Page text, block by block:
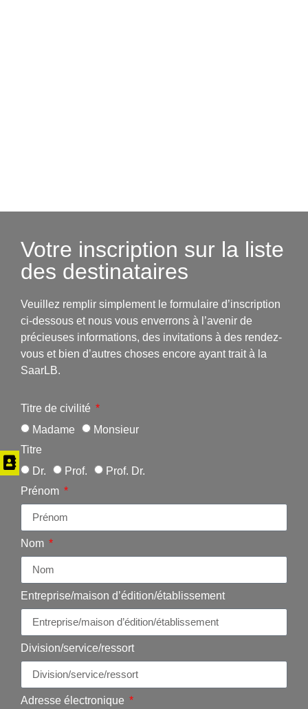
Votre inscription sur la liste
des destinataires
Veuillez remplir simplement le formulaire d’inscription
ci-dessous et nous vous enverrons à l’avenir de
précieuses informations, des invitations à des rendez-
vous et bien d’autres choses encore ayant trait à la
SaarLB.
Titre de civilité
Madame
Monsieur
Titre
Dr.
Prof.
Prof. Dr.
Prénom
Nom
Entreprise/maison d’édition/établissement
Division/service/ressort
Adresse électronique